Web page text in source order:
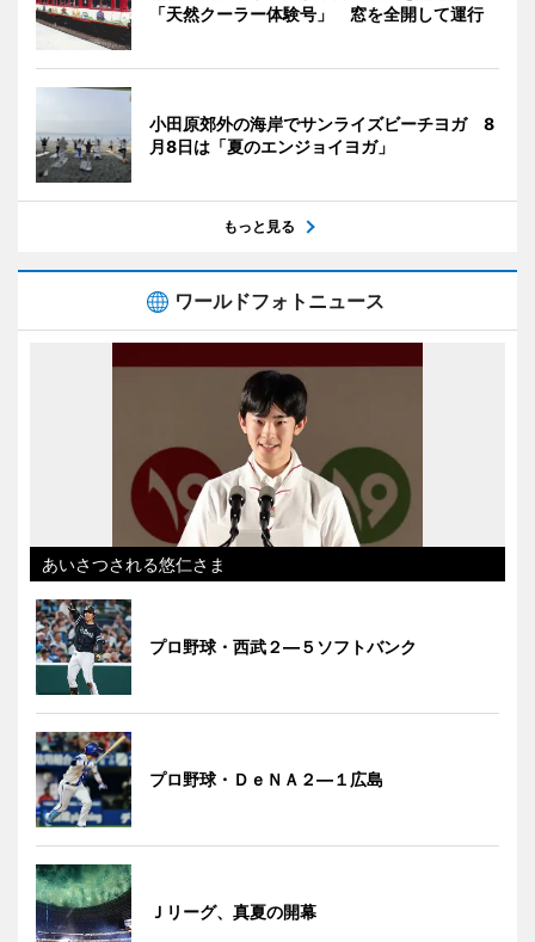
「天然クーラー体験号」 窓を全開して運行
小田原郊外の海岸でサンライズビーチヨガ 8
月8日は「夏のエンジョイヨガ」
もっと見る
ワールドフォトニュース
あいさつされる悠仁さま
プロ野球・西武２―５ソフトバンク
プロ野球・ＤｅＮＡ２―１広島
Ｊリーグ、真夏の開幕